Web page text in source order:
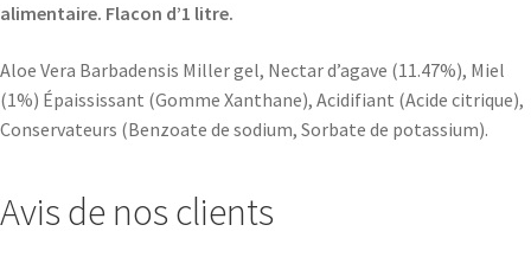
alimentaire. Flacon d’1 litre.
Aloe Vera Barbadensis Miller gel, Nectar d’agave (11.47%), Miel
(1%) Épaississant (Gomme Xanthane), Acidifiant (Acide citrique),
Conservateurs (Benzoate de sodium, Sorbate de potassium).
Avis de nos clients